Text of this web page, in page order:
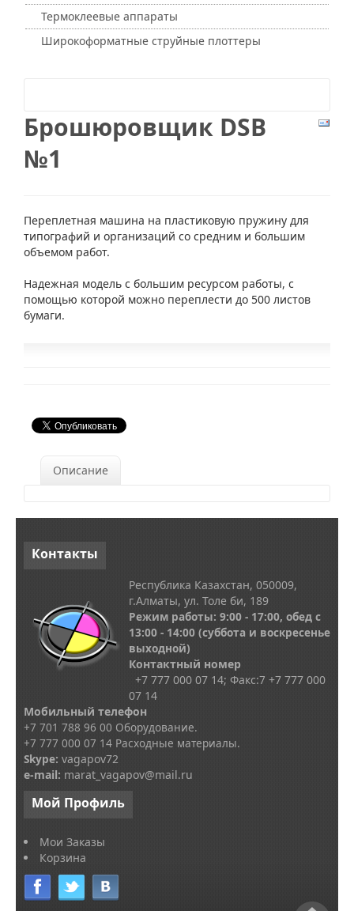
Термоклеевые аппараты
Широкоформатные струйные плоттеры
Брошюровщик DSB
№1
Переплетная машина на пластиковую пружину для
типографий и организаций со средним и большим
объемом работ.
Надежная модель с большим ресурсом работы, с
помощью которой можно переплести до 500 листов
бумаги.
Описание
Контакты
Республика Казахстан, 050009,
г.Алматы, ул. Толе би, 189
Режим работы: 9:00 - 17:00, обед с
13:00 - 14:00 (суббота и воскресенье
выходной)
Контактный номер
+7 777 000 07 14; Факс:7 +7 777 000
07 14
Мобильный телефон
+7 701 788 96 00 Оборудование.
+7 777 000 07 14 Расходные материалы.
Skype: vagapov72
e-mail: marat_vagapov@mail.ru
Мой Профиль
Мои Заказы
Корзина